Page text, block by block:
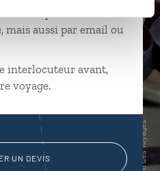
mais aussi par email ou
interlocuteur avant,
voyage.
UN DEVIS